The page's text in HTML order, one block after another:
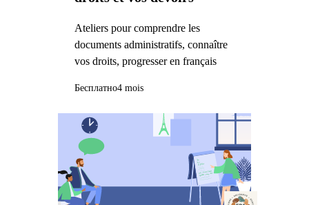
Ateliers pour comprendre les
documents administratifs, connaître
vos droits, progresser en français
Бесплатно4 mois